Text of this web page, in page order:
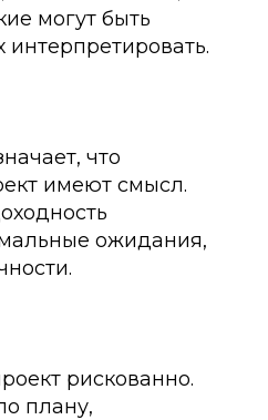
могут быть
интерпретировать.
что
имеют смысл.
ожидания,
рискованно.
плану,